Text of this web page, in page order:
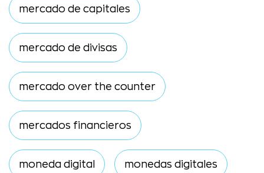
mercado de capitales
mercado de divisas
mercado over the counter
mercados financieros
moneda digital monedas digitales